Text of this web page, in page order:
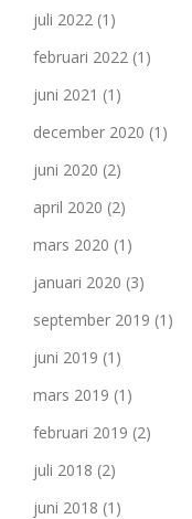
juli 2022 (1)
februari 2022 (1)
juni 2021 (1)
december 2020 (1)
juni 2020 (2)
april 2020 (2)
mars 2020 (1)
januari 2020 (3)
september 2019 (1)
juni 2019 (1)
mars 2019 (1)
februari 2019 (2)
juli 2018 (2)
juni 2018 (1)